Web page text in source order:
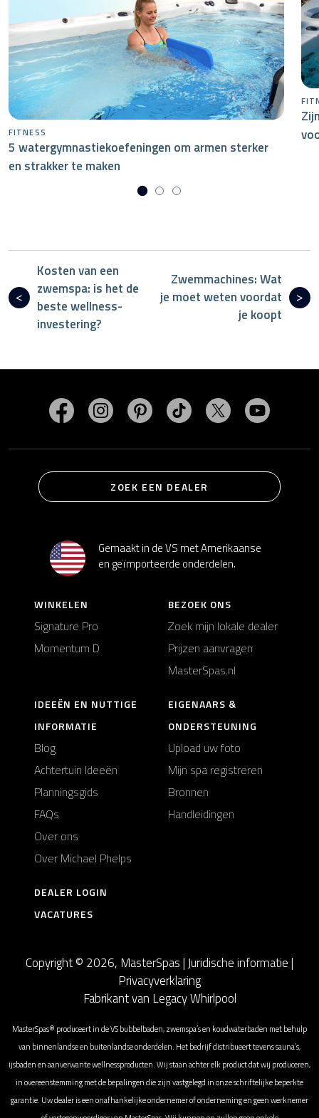
FITNESS
5 watergymnastiekoefeningen om armen sterker
en strakker te maken
Kosten van een
zwemspa: is het de
beste wellness-
investering?
Zwemmachines: Wat
je moet weten voordat
je koopt
Bezoek MasterSpas op Facebook
Bezoek MasterSpas op Instagram
Bezoek MasterSpas op Pinterest
Bezoek MasterSpas op
BezoekBezoek
Gemaakt in de VS met Amerikaanse
en geïmporteerde onderdelen.
ZOEK EEN DEALER
WINKELEN
Signature Pro
Momentum D
BEZOEK ONS
Zoek mijn lokale dealer
Prijzen aanvragen
MasterSpas.nl
IDEEËN EN NUTTIGE
INFORMATIE
Blog
Achtertuin Ideeën
Planningsgids
FAQs
Over ons
Over Michael Phelps
EIGENAARS &
ONDERSTEUNING
Upload uw foto
Mijn spa registreren
Bronnen
Handleidingen
DEALER LOGIN
VACATURES
Copyright © 2026, MasterSpas | Juridische informatie|
Privacyverklaring
Fabrikant van Legacy Whirlpool
MasterSpas® produceert in de VS bubbelbaden, zwemspa’s en koudwaterbaden met behulp
van binnenlandse en buitenlandse onderdelen. Het bedrijf distribueert tevens sauna’s,
ijsbaden en aanverwante wellnessproducten. Wij staan achter elk product dat wij produceren,
in overeenstemming met de bepalingen die zijn vastgelegd in onze schriftelijke beperkte
garantie. Uw dealer is een onafhankelijke ondernemer of onderneming en geen werknemer